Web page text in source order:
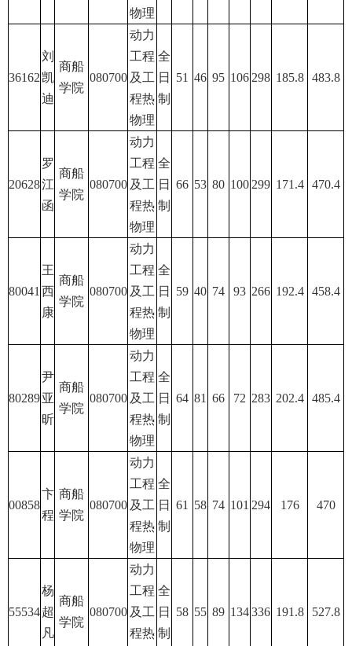
物理
36162
刘
凯
迪
商船
学院
080700
动力
工程
及工
程热
物理
全
日
制
51 46 95 106 298 185.8 483.8
20628
罗
江
函
商船
学院
080700
动力
工程
及工
程热
物理
全
日
制
66 53 80 100 299 171.4 470.4
80041
王
西
康
商船
学院
080700
动力
工程
及工
程热
物理
全
日
制
59 40 74 93 266 192.4 458.4
80289
尹
亚
昕
商船
学院
080700
动力
工程
及工
程热
物理
全
日
制
64 81 66 72 283 202.4 485.4
00858
卞
程
商船
学院
080700
动力
工程
及工
程热
物理
全
日
制
61 58 74 101 294 176 470
55534
杨
超
凡
商船
学院
080700
动力
工程
及工
程热
全
日
制
58 55 89 134336 191.8 527.8